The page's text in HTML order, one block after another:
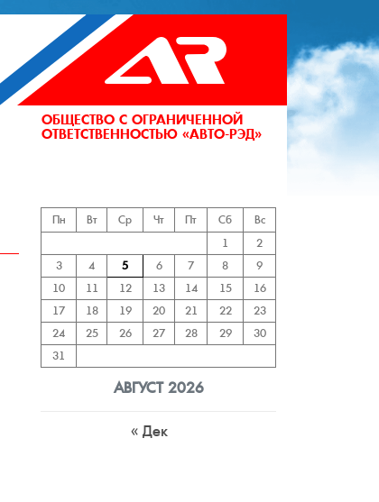
ОБЩЕСТВО С ОГРАНИЧЕННОЙ
ОТВЕТСТВЕННОСТЬЮ «АВТО-РЭД»
АВГУСТ 2026
Пн Вт Ср Чт Пт Сб
Вс
1
2
3
4 5 6 7 8
9
10
11 12 13 14 15
16
17
18 19 20 21 22
23
24
25 26 27 28 29
30
31
« Дек